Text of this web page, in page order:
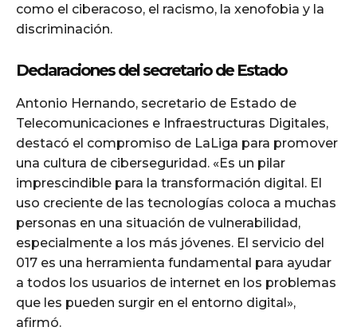
como el ciberacoso, el racismo, la xenofobia y la
discriminación.
Declaraciones del secretario de Estado
Antonio Hernando, secretario de Estado de
Telecomunicaciones e Infraestructuras Digitales,
destacó el compromiso de LaLiga para promover
una cultura de ciberseguridad. «Es un pilar
imprescindible para la transformación digital. El
uso creciente de las tecnologías coloca a muchas
personas en una situación de vulnerabilidad,
especialmente a los más jóvenes. El servicio del
017 es una herramienta fundamental para ayudar
a todos los usuarios de internet en los problemas
que les pueden surgir en el entorno digital»,
afirmó.